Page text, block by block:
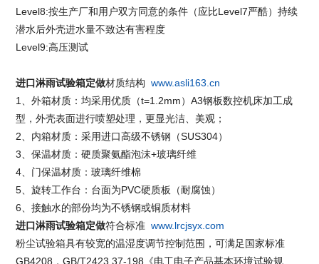
Level8:按生产厂和用户双方同意的条件（应比Level7严酷）持续
潜水后外壳进水量不致达有害程度
Level9:高压测试
进口淋雨试验箱定做材质结构 www.asli163.cn
1、外箱材质：均采用优质（t=1.2mm）A3钢板数控机床加工成
型，外壳表面进行喷塑处理，更显光洁、美观；
2、内箱材质：采用进口高级不锈钢（SUS304）
3、保温材质：硬质聚氨酯泡沫+玻璃纤维
4、门保温材质：玻璃纤维棉
5、旋转工作台：台面为PVC硬质板（耐腐蚀）
6、接触水的部份均为不锈钢或铜质材料
进口淋雨试验箱定做符合标准 www.lrcjsyx.com
粉尘试验箱具有较宽的温湿度调节控制范围，可满足国家标准
GB4208，GB/T2423.37-198《电工电子产品基本环境试验规